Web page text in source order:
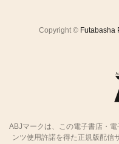
Copyright © Futabasha
ABJマークは、この電子書店・
ンツ使用許諾を得た正規版配信